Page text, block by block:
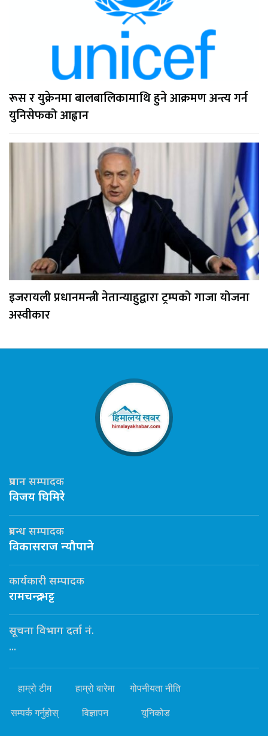
रूस र युक्रेनमा बालबालिकामाथि हुने आक्रमण अन्त्य गर्न
युनिसेफको आह्वान
इजरायली प्रधानमन्त्री नेतान्याहुद्वारा ट्रम्पको गाजा योजना
अस्वीकार
प्रधान सम्पादक
विजय घिमिरे
प्रबन्ध सम्पादक
विकासराज न्यौपाने
कार्यकारी सम्पादक
रामचन्द्र भट्ट
सूचना विभाग दर्ता नं.
...
हाम्रो टीम हाम्रो बारेमा गोपनीयता नीति
सम्पर्क गर्नुहोस् विज्ञापन यूनिकोड